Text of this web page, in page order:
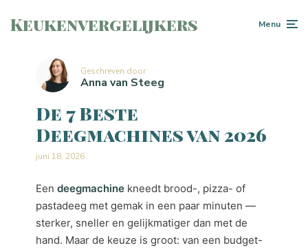
Keukenvergelijkers Menu
Geschreven door
Anna van Steeg
De 7 Beste
Deegmachines van 2026
juni 18, 2026
Een deegmachine kneedt brood-, pizza- of
pastadeeg met gemak in een paar minuten —
sterker, sneller en gelijkmatiger dan met de
hand. Maar de keuze is groot: van een budget-